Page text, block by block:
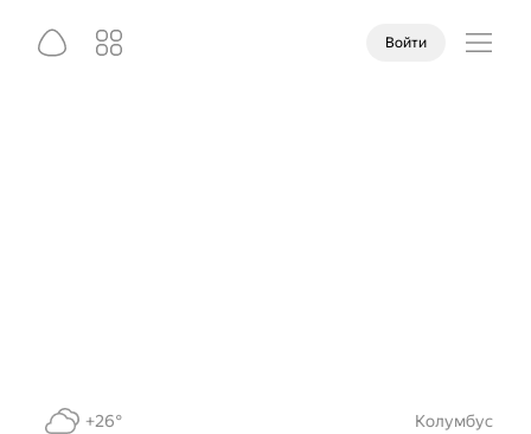
Войти
+26° Колумбус